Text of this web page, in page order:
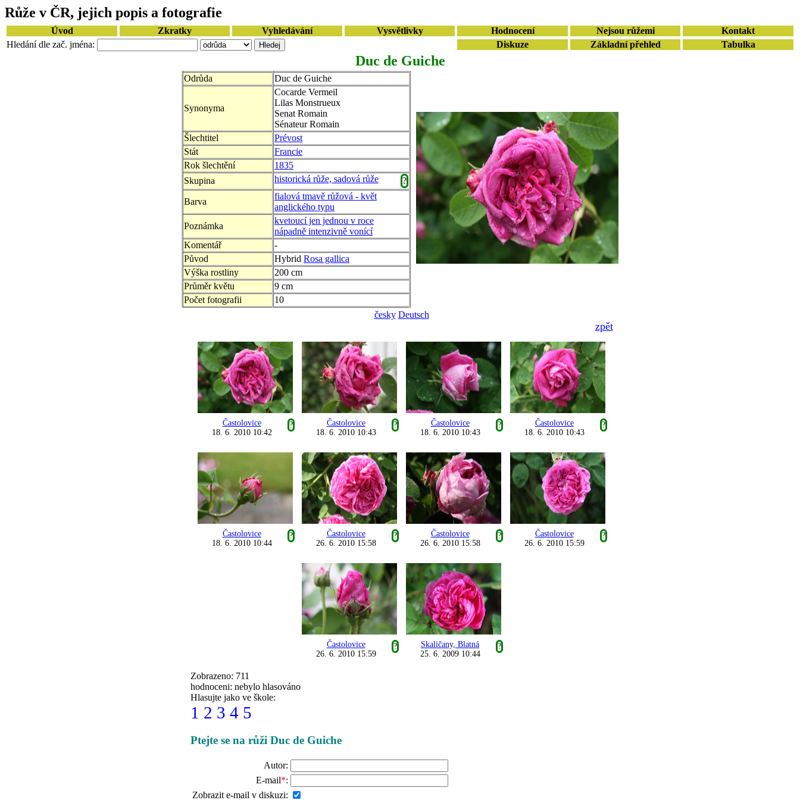
Růže v ČR, jejich popis a fotografie
Úvod Zkratky Vyhledávání Vysvětlivky Hodnocení Nejsou růžemi
Kontakt
Hledání dle zač. jména:
Diskuze Základní přehled Tabulka
Duc de Guiche
Odrůda Duc de Guiche
Synonyma
Cocarde Vermeil
Lilas Monstrueux
Senat Romain
Sénateur Romain
Šlechtitel
Prévost
Stát
Francie
Rok šlechtění
1835
Skupina
historická růže, sadová růže ?
Barva
fialová tmavě růžová - květ
anglického typu
Poznámka
kvetoucí jen jednou v roce
nápadně intenzivně vonící
Komentář
-
Původ
Hybrid Rosa gallica
Výška rostliny
200 cm
Průměr květu
9 cm
Počet fotografii
10
česky Deutsch
zpět
Častolovice
?
18. 6. 2010 10:42
Častolovice
?
18. 6. 2010 10:43
Častolovice
?
18. 6. 2010 10:43
Častolovice
?
18. 6. 2010 10:43
Častolovice
?
18. 6. 2010 10:44
Častolovice
?
26. 6. 2010 15:58
Častolovice
?
26. 6. 2010 15:58
Častolovice
?
26. 6. 2010 15:59
Častolovice
?
26. 6. 2010 15:59
Skaličany, Blatná
?
25. 6. 2009 10:44
Zobrazeno: 711
hodnoceni: nebylo hlasováno
Hlasujte jako ve škole:
1 2 3 4 5
Ptejte se na růži Duc de Guiche
Autor:
E-mail*:
Zobrazit e-mail v diskuzi: